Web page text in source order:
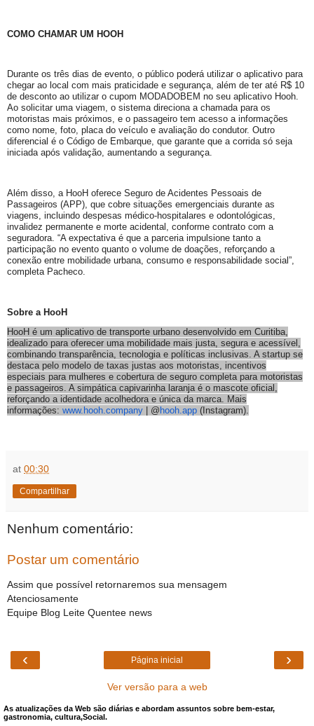
COMO CHAMAR UM HOOH
Durante os três dias de evento, o público poderá utilizar o aplicativo para
chegar ao local com mais praticidade e segurança, além de ter até R$ 10
de desconto ao utilizar o cupom MODADOBEM no seu aplicativo Hooh.
Ao solicitar uma viagem, o sistema direciona a chamada para os
motoristas mais próximos, e o passageiro tem acesso a informações
como nome, foto, placa do veículo e avaliação do condutor. Outro
diferencial é o Código de Embarque, que garante que a corrida só seja
iniciada após validação, aumentando a segurança.
Além disso, a HooH oferece Seguro de Acidentes Pessoais de
Passageiros (APP), que cobre situações emergenciais durante as
viagens, incluindo despesas médico-hospitalares e odontológicas,
invalidez permanente e morte acidental, conforme contrato com a
seguradora. “A expectativa é que a parceria impulsione tanto a
participação no evento quanto o volume de doações, reforçando a
conexão entre mobilidade urbana, consumo e responsabilidade social”,
completa Pacheco.
Sobre a HooH
HooH é um aplicativo de transporte urbano desenvolvido em Curitiba,
idealizado para oferecer uma mobilidade mais justa, segura e acessível,
combinando transparência, tecnologia e políticas inclusivas. A startup se
destaca pelo modelo de taxas justas aos motoristas, incentivos
especiais para mulheres e cobertura de seguro completa para motoristas
e passageiros. A simpática capivarinha laranja é o mascote oficial,
reforçando a identidade acolhedora e única da marca. Mais
informações: www.hooh.company | @ hooh.app (Instagram).
at 00:30
Compartilhar
Nenhum comentário:
Postar um comentário
Assim que possível retornaremos sua mensagem
Atenciosamente
Equipe Blog Leite Quentee news
‹ ›
Página inicial
Ver versão para a web
As atualizações da Web são diárias e abordam assuntos sobre bem-estar,
gastronomia, cultura,Social.